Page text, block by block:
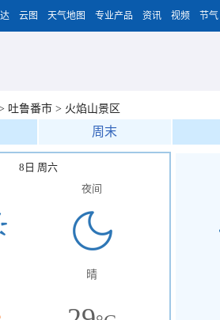
云图 天气地图 专业产品 资讯 视频 节气
吐鲁番市 > 火焰山景区
周末
8日 周六
夜间
晴